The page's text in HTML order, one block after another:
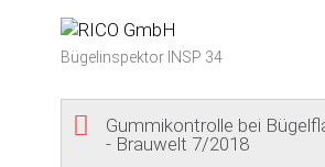
Bügelinspektor INSP 34
Gummikontrolle bei
- Brauwelt 7/2018